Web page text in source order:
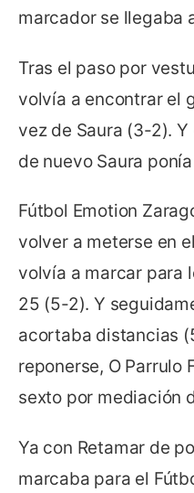
marcador se llegaba
Tras el paso por
volvía a encontrar el
vez de Saura (3-2).
de nuevo Saura
Fútbol Emotion
volver a meterse en
volvía a marcar para
25 (5-2). Y
acortaba distancias
reponerse, O Parrulo
sexto por mediación
Ya con Retamar de
marcaba para el